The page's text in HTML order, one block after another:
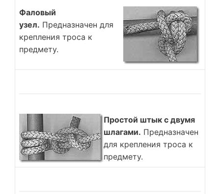
Фаловый
узел. Предназначен для
крепления троса к
предмету.
Простой штык с двумя
шлагами. Предназначен
для крепления троса к
предмету.